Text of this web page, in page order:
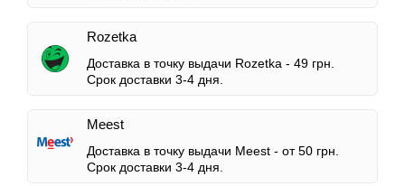
Rozetka
Доставка в точку выдачи Rozetka - 49 грн.
Срок доставки 3-4 дня.
Meest
Доставка в точку выдачи Meest - от 50 грн.
Срок доставки 3-4 дня.